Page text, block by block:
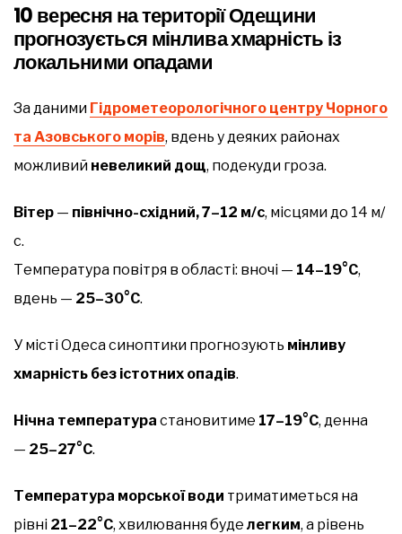
10 вересня на території Одещини
прогнозується мінлива хмарність із
локальними опадами
За даними Гідрометеорологічного центру Чорного
та Азовського морів, вдень у деяких районах
можливий невеликий дощ, подекуди гроза.
Вітер — північно-східний, 7–12 м/с, місцями до 14 м/
с.
Температура повітря в області: вночі — 14–19°С,
вдень — 25–30°С.
У місті Одеса синоптики прогнозують мінливу
хмарність без істотних опадів.
Нічна температура становитиме 17–19°С, денна
— 25–27°С.
Температура морської води триматиметься на
рівні 21–22°С, хвилювання буде легким, а рівень